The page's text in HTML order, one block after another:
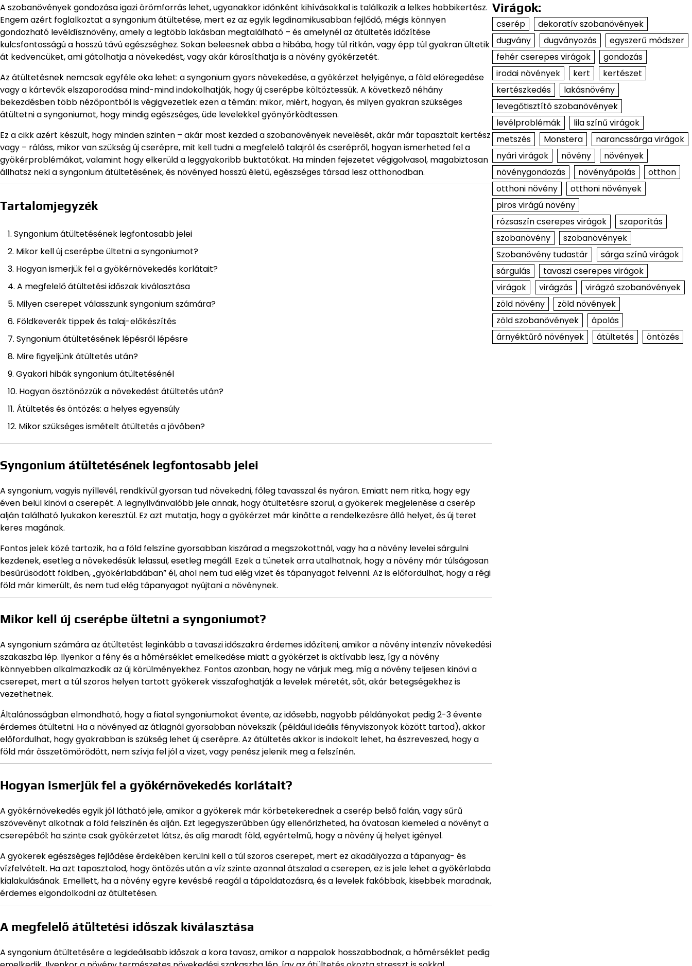
A szobanövények gondozása igazi örömforrás lehet, ugyanakkor időnként kihívásokkal is találkozik a lelkes hobbikertész.
Engem azért foglalkoztat a syngonium átültetése, mert ez az egyik legdinamikusabban fejlődő, mégis könnyen
gondozható levéldísznövény, amely a legtöbb lakásban megtalálható – és amelynél az átültetés időzítése
kulcsfontosságú a hosszú távú egészséghez. Sokan beleesnek abba a hibába, hogy túl ritkán, vagy épp túl gyakran ültetik
át kedvencüket, ami gátolhatja a növekedést, vagy akár károsíthatja is a növény gyökérzetét.
Az átültetésnek nemcsak egyféle oka lehet: a syngonium gyors növekedése, a gyökérzet helyigénye, a föld elöregedése
vagy a kártevők elszaporodása mind-mind indokolhatják, hogy új cserépbe költöztessük. A következő néhány
bekezdésben több nézőpontból is végigvezetlek ezen a témán: mikor, miért, hogyan, és milyen gyakran szükséges
átültetni a syngoniumot, hogy mindig egészséges, üde levelekkel gyönyörködtessen.
Ez a cikk azért készült, hogy minden szinten – akár most kezded a szobanövények nevelését, akár már tapasztalt kertész
vagy – ráláss, mikor van szükség új cserépre, mit kell tudni a megfelelő talajról és cserépről, hogyan ismerheted fel a
gyökérproblémákat, valamint hogy elkerüld a leggyakoribb buktatókat. Ha minden fejezetet végigolvasol, magabiztosan
állhatsz neki a syngonium átültetésének, és növényed hosszú életű, egészséges társad lesz otthonodban.
Tartalomjegyzék
Syngonium átültetésének legfontosabb jelei
Mikor kell új cserépbe ültetni a syngoniumot?
Hogyan ismerjük fel a gyökérnövekedés korlátait?
A megfelelő átültetési időszak kiválasztása
Milyen cserepet válasszunk syngonium számára?
Földkeverék tippek és talaj-előkészítés
Syngonium átültetésének lépésről lépésre
Mire figyeljünk átültetés után?
Gyakori hibák syngonium átültetésénél
Hogyan ösztönözzük a növekedést átültetés után?
Átültetés és öntözés: a helyes egyensúly
Mikor szükséges ismételt átültetés a jövőben?
Syngonium átültetésének legfontosabb jelei
A syngonium, vagyis nyíllevél, rendkívül gyorsan tud növekedni, főleg tavasszal és nyáron. Emiatt nem ritka, hogy egy
éven belül kinövi a cserepét. A legnyilvánvalóbb jele annak, hogy átültetésre szorul, a gyökerek megjelenése a cserép
alján található lyukakon keresztül. Ez azt mutatja, hogy a gyökérzet már kinőtte a rendelkezésre álló helyet, és új teret
keres magának.
Fontos jelek közé tartozik, ha a föld felszíne gyorsabban kiszárad a megszokottnál, vagy ha a növény levelei sárgulni
kezdenek, esetleg a növekedésük lelassul, esetleg megáll. Ezek a tünetek arra utalhatnak, hogy a növény már túlságosan
besűrűsödött földben, „gyökérlabdában” él, ahol nem tud elég vizet és tápanyagot felvenni. Az is előfordulhat, hogy a régi
föld már kimerült, és nem tud elég tápanyagot nyújtani a növénynek.
Mikor kell új cserépbe ültetni a syngoniumot?
A syngonium számára az átültetést leginkább a tavaszi időszakra érdemes időzíteni, amikor a növény intenzív növekedési
szakaszba lép. Ilyenkor a fény és a hőmérséklet emelkedése miatt a gyökérzet is aktívabb lesz, így a növény
könnyebben alkalmazkodik az új körülményekhez. Fontos azonban, hogy ne várjuk meg, míg a növény teljesen kinövi a
cserepet, mert a túl szoros helyen tartott gyökerek visszafoghatják a levelek méretét, sőt, akár betegségekhez is
vezethetnek.
Általánosságban elmondható, hogy a fiatal syngoniumokat évente, az idősebb, nagyobb példányokat pedig 2-3 évente
érdemes átültetni. Ha a növényed az átlagnál gyorsabban növekszik (például ideális fényviszonyok között tartod), akkor
előfordulhat, hogy gyakrabban is szükség lehet új cserépre. Az átültetés akkor is indokolt lehet, ha észreveszed, hogy a
föld már összetömörödött, nem szívja fel jól a vizet, vagy penész jelenik meg a felszínén.
Hogyan ismerjük fel a gyökérnövekedés korlátait?
A gyökérnövekedés egyik jól látható jele, amikor a gyökerek már körbetekerednek a cserép belső falán, vagy sűrű
szövevényt alkotnak a föld felszínén és alján. Ezt legegyszerűbben úgy ellenőrizheted, ha óvatosan kiemeled a növényt a
cserepéből: ha szinte csak gyökérzetet látsz, és alig maradt föld, egyértelmű, hogy a növény új helyet igényel.
A gyökerek egészséges fejlődése érdekében kerülni kell a túl szoros cserepet, mert ez akadályozza a tápanyag- és
vízfelvételt. Ha azt tapasztalod, hogy öntözés után a víz szinte azonnal átszalad a cserepen, ez is jele lehet a gyökérlabda
kialakulásának. Emellett, ha a növény egyre kevésbé reagál a tápoldatozásra, és a levelek fakóbbak, kisebbek maradnak,
érdemes elgondolkodni az átültetésen.
A megfelelő átültetési időszak kiválasztása
A syngonium átültetésére a legideálisabb időszak a kora tavasz, amikor a nappalok hosszabbodnak, a hőmérséklet pedig
Virágok:
cserép
dekoratív szobanövények
dugvány
dugványozás
egyszerű módszer
fehér cserepes virágok
gondozás
irodai növények
kert
kertészet
kertészkedés
lakásnövény
levegőtisztító szobanövények
levélproblémák
lila színű virágok
metszés
Monstera
narancssárga virágok
nyári virágok
növény
növények
növénygondozás
növényápolás
otthon
otthoni növény
otthoni növények
piros virágú növény
rózsaszín cserepes virágok
szaporítás
szobanövény
szobanövények
Szobanövény tudastár
sárga színű virágok
sárgulás
tavaszi cserepes virágok
virágok
virágzás
virágzó szobanövények
zöld növény
zöld növények
zöld szobanövények
ápolás
árnyéktűrő növények
átültetés öntözés